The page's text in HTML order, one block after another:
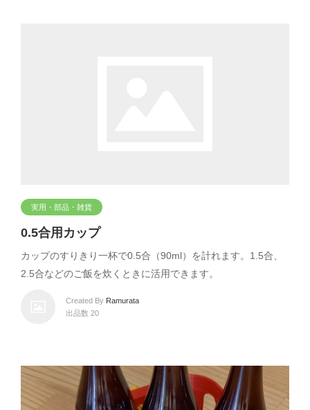
実用・部品・雑貨
0.5合用カップ
カップのすりきり一杯で0.5合（90ml）を計れます。1.5合、
2.5合などのご飯を炊くときに活用できます。
Created By Ramurata
出品数 20